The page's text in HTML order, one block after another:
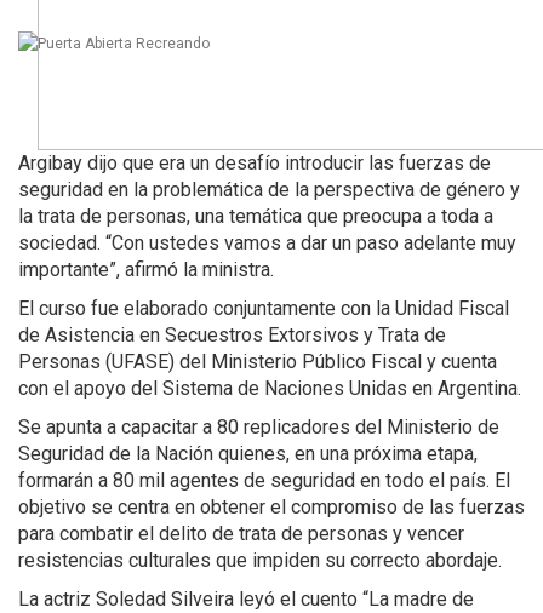
Argibay dijo que era un desafío introducir las fuerzas de
seguridad en la problemática de la perspectiva de género y
la trata de personas, una temática que preocupa a toda a
sociedad. “Con ustedes vamos a dar un paso adelante muy
importante”, afirmó la ministra.
El curso fue elaborado conjuntamente con la Unidad Fiscal
de Asistencia en Secuestros Extorsivos y Trata de
Personas (UFASE) del Ministerio Público Fiscal y cuenta
con el apoyo del Sistema de Naciones Unidas en Argentina.
Se apunta a capacitar a 80 replicadores del Ministerio de
Seguridad de la Nación quienes, en una próxima etapa,
formarán a 80 mil agentes de seguridad en todo el país. El
objetivo se centra en obtener el compromiso de las fuerzas
para combatir el delito de trata de personas y vencer
resistencias culturales que impiden su correcto abordaje.
La actriz Soledad Silveira leyó el cuento “La madre de